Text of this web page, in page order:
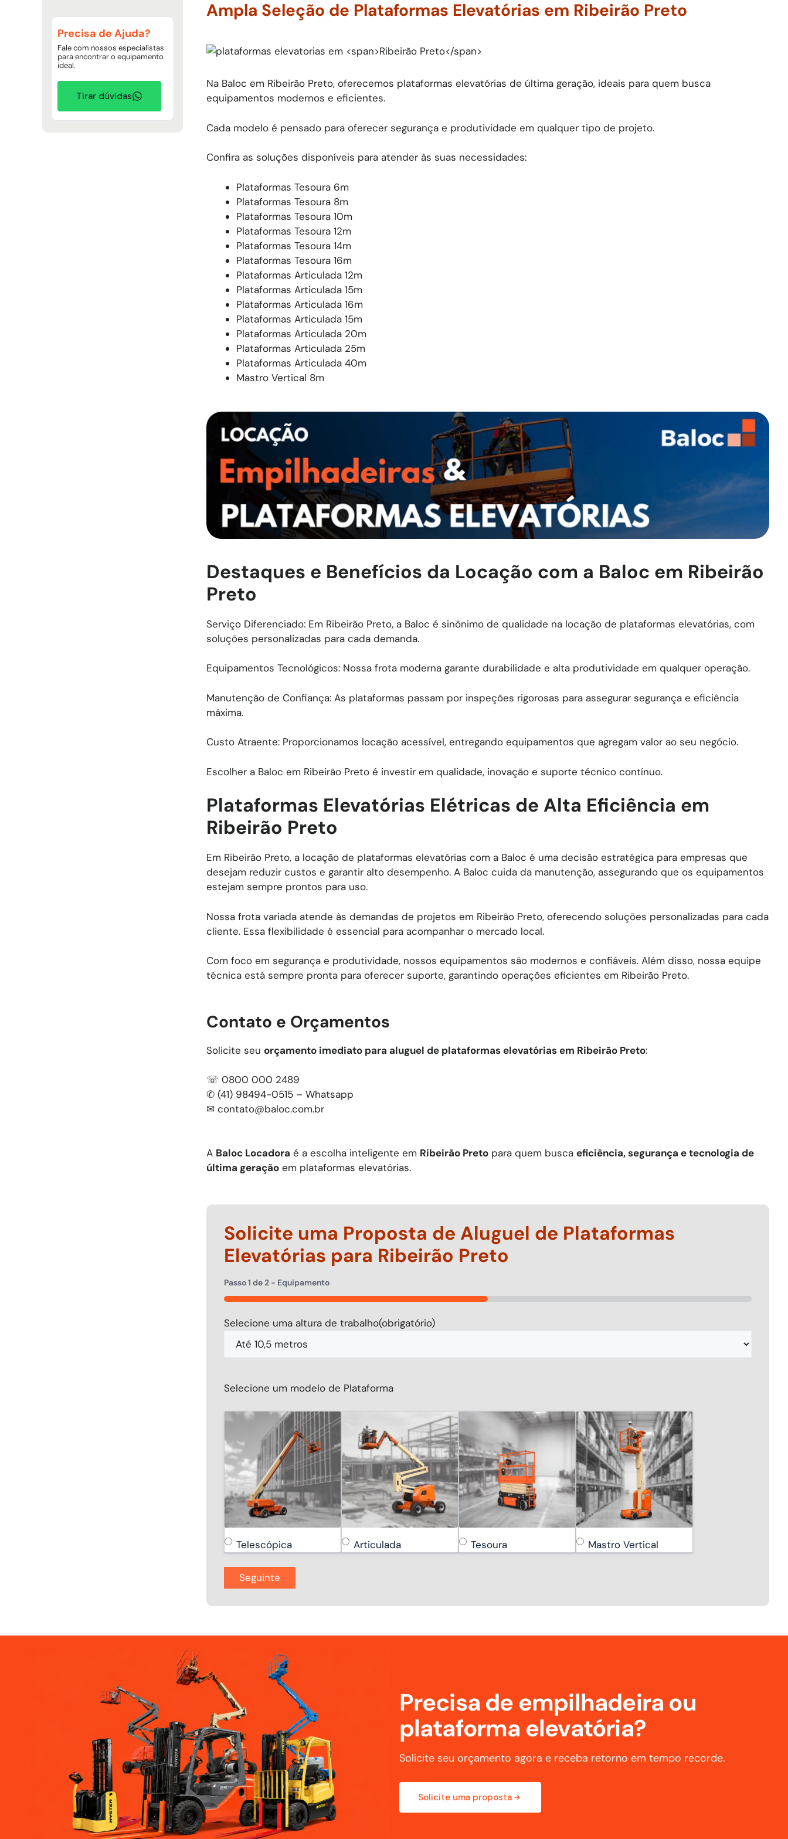
Precisa de Ajuda?
Fale com nossos especialistas
para encontrar o equipamento
ideal.
Tirar dúvidas
Ampla Seleção de Plataformas Elevatórias em Ribeirão Preto
Na Baloc em Ribeirão Preto, oferecemos plataformas elevatórias de última geração, ideais para quem busca
equipamentos modernos e eficientes.
Cada modelo é pensado para oferecer segurança e produtividade em qualquer tipo de projeto.
Confira as soluções disponíveis para atender às suas necessidades:
Plataformas Tesoura 6m
Plataformas Tesoura 8m
Plataformas Tesoura 10m
Plataformas Tesoura 12m
Plataformas Tesoura 14m
Plataformas Tesoura 16m
Plataformas Articulada 12m
Plataformas Articulada 15m
Plataformas Articulada 16m
Plataformas Articulada 15m
Plataformas Articulada 20m
Plataformas Articulada 25m
Plataformas Articulada 40m
Mastro Vertical 8m
Destaques e Benefícios da Locação com a Baloc em Ribeirão
Preto
Serviço Diferenciado: Em Ribeirão Preto, a Baloc é sinônimo de qualidade na locação de plataformas elevatórias, com
soluções personalizadas para cada demanda.
Equipamentos Tecnológicos: Nossa frota moderna garante durabilidade e alta produtividade em qualquer operação.
Manutenção de Confiança: As plataformas passam por inspeções rigorosas para assegurar segurança e eficiência
máxima.
Custo Atraente: Proporcionamos locação acessível, entregando equipamentos que agregam valor ao seu negócio.
Escolher a Baloc em Ribeirão Preto é investir em qualidade, inovação e suporte técnico contínuo.
Plataformas Elevatórias Elétricas de Alta Eficiência em
Ribeirão Preto
Em Ribeirão Preto, a locação de plataformas elevatórias com a Baloc é uma decisão estratégica para empresas que
desejam reduzir custos e garantir alto desempenho. A Baloc cuida da manutenção, assegurando que os equipamentos
estejam sempre prontos para uso.
Nossa frota variada atende às demandas de projetos em Ribeirão Preto, oferecendo soluções personalizadas para cada
cliente. Essa flexibilidade é essencial para acompanhar o mercado local.
Com foco em segurança e produtividade, nossos equipamentos são modernos e confiáveis. Além disso, nossa equipe
técnica está sempre pronta para oferecer suporte, garantindo operações eficientes em Ribeirão Preto.
Contato e Orçamentos
Solicite seu orçamento imediato para aluguel de plataformas elevatórias em Ribeirão Preto:
☏ 0800 000 2489
✆ (41) 98494-0515 – Whatsapp
✉ contato@baloc.com.br
A Baloc Locadora é a escolha inteligente em Ribeirão Preto para quem busca eficiência, segurança e tecnologia de
última geração em plataformas elevatórias.
Solicite uma Proposta de Aluguel de Plataformas
Elevatórias para Ribeirão Preto
Passo1 de2 - Equipamento
50%
Selecione uma altura de trabalho(obrigatório)
Selecione um modelo de Plataforma
Telescópica Articulada Tesoura Mastro Vertical
Precisa de empilhadeira ou
plataforma elevatória?
Solicite seu orçamento agora e receba retorno em tempo recorde.
Solicite uma proposta